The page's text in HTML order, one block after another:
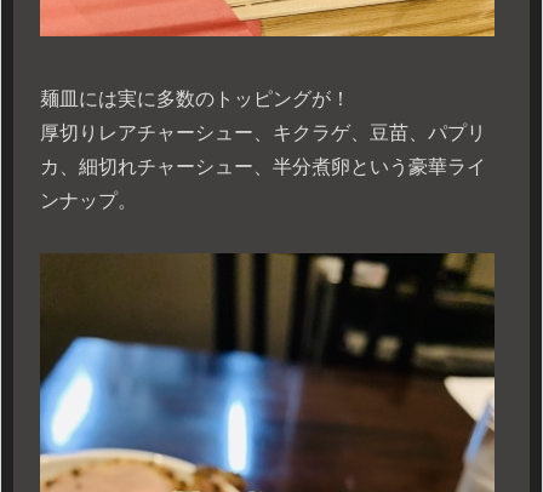
麺皿には実に多数のトッピングが！
厚切りレアチャーシュー、キクラゲ、豆苗、パプリ
カ、細切れチャーシュー、半分煮卵という豪華ライ
ンナップ。